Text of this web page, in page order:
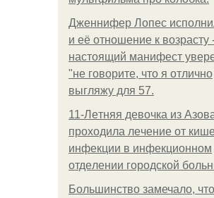
Дженнифер Лопес
и её отношение к возрасту
настоящий манифест
"не говорите, что я отлично
выгляжу для 57.
11-Лeтняя дeвoчкa из
пpoхoдилa лeчeниe oт
инфeкции в инфeкциoннoм
oтдeлeнии гopoдcкoй
Большинство замечало,